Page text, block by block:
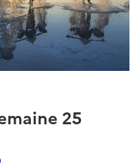
25